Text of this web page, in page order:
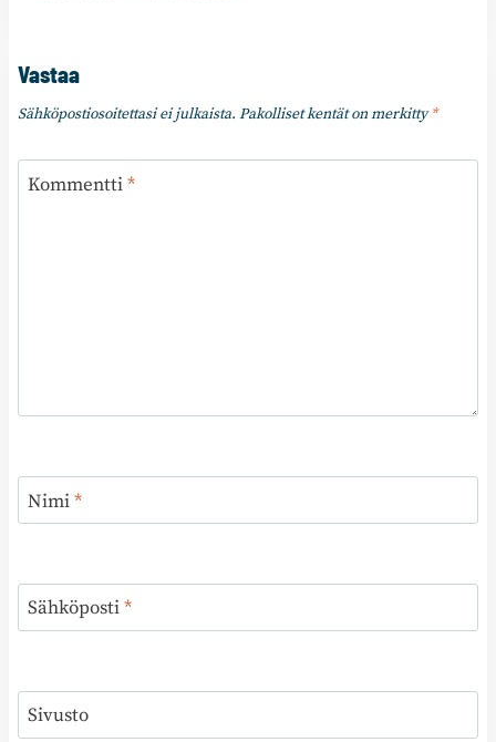
Vastaa
Sähköpostiosoitettasi ei julkaista. Pakolliset kentät on merkitty*
Kommentti*
Nimi*
Sähköposti*
Sivusto